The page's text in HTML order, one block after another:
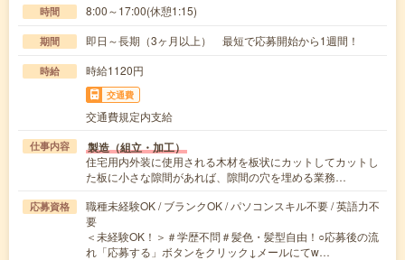
時間 8:00～17:00(休憩1:15)
期間 即日～長期（3ヶ月以上） 最短で応募開始から1週間！
時給 時給1120円
交通費
交通費規定内支給
仕事内容 製造（組立・加工）
住宅用内外装に使用される木材を板状にカットしてカットし
た板に小さな隙間があれば、隙間の穴を埋める業務…
応募資格
職種未経験OK / ブランクOK / パソコンスキル不要 / 英語力不
要
＜未経験OK！＞＃学歴不問＃髪色・髪型自由！○応募後の流
れ「応募する」ボタンをクリック↓メールにてw…